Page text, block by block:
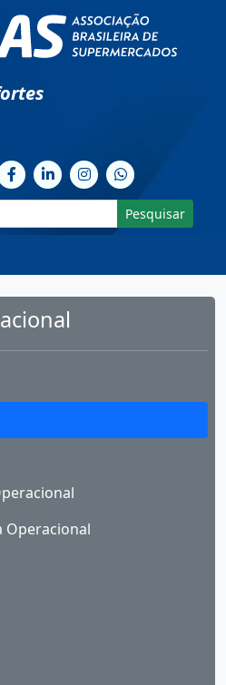
Pesquisar
Operacional